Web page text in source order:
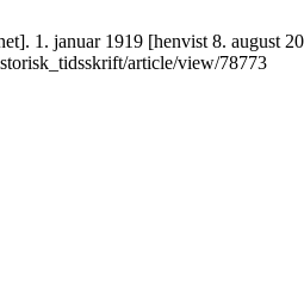
1. januar 1919 [henvist 8. august
article/view/78773